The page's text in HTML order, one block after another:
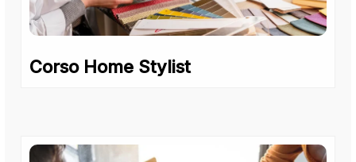
Corso Home Stylist